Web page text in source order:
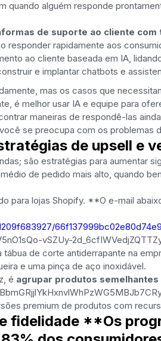
quando alguém responde
de suporte ao cliente com
responder rapidamente aos
ao cliente baseada em IA,
e implantar chatbots e
mas os casos que
é melhor usar IA e equipe para
maneiras de respondê-las
se preocupa com os problemas
de upsell e
são estratégias para aumentar
de pedido mais alto, quando
para lojas Shopify. **O e-mail
vSZUy-
de corte antiderrapante na
e uma pinça de aço inoxidável.
é agrupar produtos
premium de produtos com
fidelidade **Os